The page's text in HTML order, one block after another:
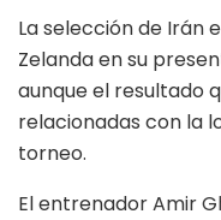
La selección de Irán
Zelanda en su
aunque el resultado
relacionadas con la
torneo.
El entrenador Amir